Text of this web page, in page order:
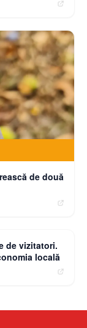
de două
de vizitatori.
locală